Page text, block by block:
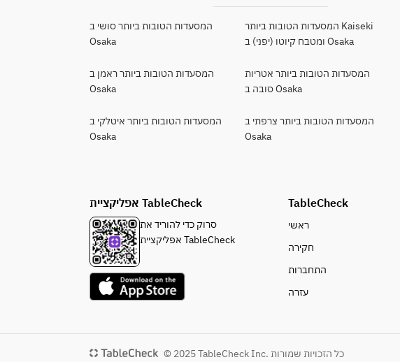
המסעדות הטובות ביותר סושי ב
Osaka
המסעדות הטובות ביותר Kaiseki
ומטבח קיוטו (יפני) ב Osaka
המסעדות הטובות ביותר ראמן ב
Osaka
המסעדות הטובות ביותר אטריות
סובה ב Osaka
המסעדות הטובות ביותר איטלקי ב
Osaka
המסעדות הטובות ביותר צרפתי ב
Osaka
אפליקציית TableCheck
סרוק כדי להוריד את
אפליקציית TableCheck
TableCheck
ראשי
חקירה
התחברות
עזרה
© 2025 TableCheck Inc. כל הזכויות שמורות